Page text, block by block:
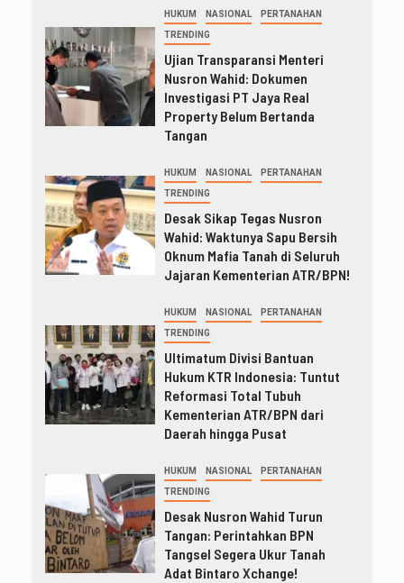
HUKUM NASIONAL PERTANAHAN
TRENDING
Ujian Transparansi Menteri
Nusron Wahid: Dokumen
Investigasi PT Jaya Real
Property Belum Bertanda
Tangan
HUKUM NASIONAL PERTANAHAN
TRENDING
Desak Sikap Tegas Nusron
Wahid: Waktunya Sapu Bersih
Oknum Mafia Tanah di Seluruh
Jajaran Kementerian ATR/BPN!
HUKUM NASIONAL PERTANAHAN
TRENDING
Ultimatum Divisi Bantuan
Hukum KTR Indonesia: Tuntut
Reformasi Total Tubuh
Kementerian ATR/BPN dari
Daerah hingga Pusat
HUKUM NASIONAL PERTANAHAN
TRENDING
Desak Nusron Wahid Turun
Tangan: Perintahkan BPN
Tangsel Segera Ukur Tanah
Adat Bintaro Xchange!